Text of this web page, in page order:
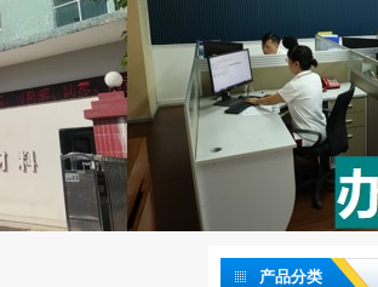
产品分类